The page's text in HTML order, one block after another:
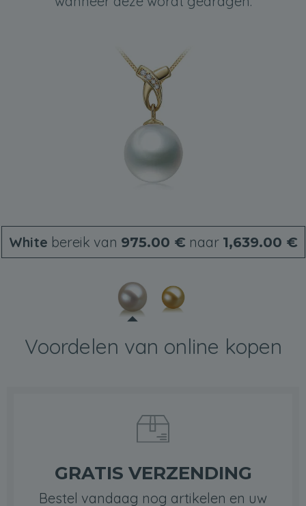
White bereik van 975.00 € naar 1,639.00 €
Voordelen van online kopen
GRATIS VERZENDING
Bestel vandaag nog artikelen en uw